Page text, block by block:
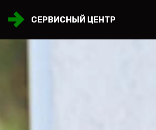
СЕРВИСНЫЙ ЦЕНТР